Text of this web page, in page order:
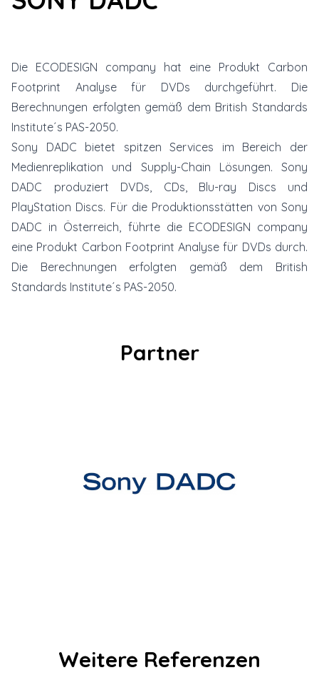
Die ECODESIGN company hat eine Produkt Carbon
Footprint Analyse für DVDs durchgeführt. Die
Berechnungen erfolgten gemäß dem British Standards
Institute´s PAS-2050.
Sony DADC bietet spitzen Services im Bereich der
Medienreplikation und Supply-Chain Lösungen. Sony
DADC produziert DVDs, CDs, Blu-ray Discs und
PlayStation Discs. Für die Produktionsstätten von Sony
DADC in Österreich, führte die ECODESIGN company
eine Produkt Carbon Footprint Analyse für DVDs durch.
Die Berechnungen erfolgten gemäß dem British
Standards Institute´s PAS-2050.
Partner
Weitere Referenzen